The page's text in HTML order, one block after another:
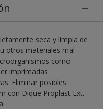
seca y limpia de
otros materiales mal
como
imprimadas
Eliminar posibles
con Dique Proplast Ext.